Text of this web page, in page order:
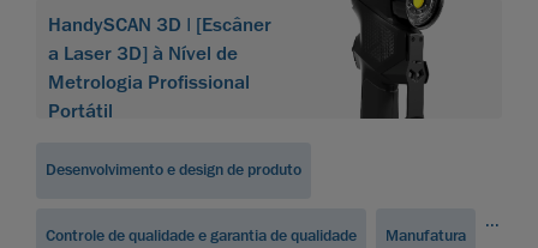
HandySCAN 3D | [Escâner
a Laser 3D] à Nível de
Metrologia Profissional
Portátil
Desenvolvimento e design de produto
Controle de qualidade e garantia de qualidade Manufatura
...